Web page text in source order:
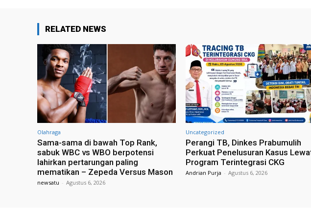
RELATED NEWS
Olahraga
Sama-sama di bawah Top Rank,
sabuk WBC vs WBO berpotensi
lahirkan pertarungan paling
mematikan – Zepeda Versus Mason
newsatu - Agustus 6, 2026
Uncategorized
Perangi TB, Dinkes Prabumulih
Perkuat Penelusuran Kasus
Program Terintegrasi CKG
Andrian Purja - Agustus 6, 2026